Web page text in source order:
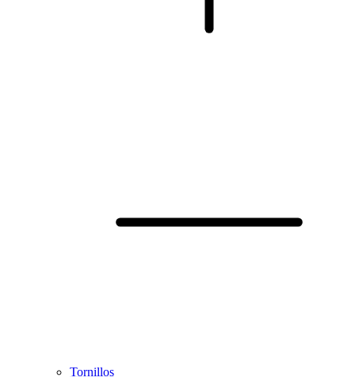
Tornillos